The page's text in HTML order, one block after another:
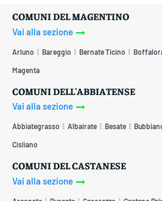
COMUNI DEL MAGENTINO
Vai alla sezione
Arluno Bareggio Bernate Ticino
Magenta
COMUNI DELL'ABBIATENSE
Vai alla sezione
Abbiategrasso Albairate Besate
Cisliano
COMUNI DEL CASTANESE
Vai alla sezione